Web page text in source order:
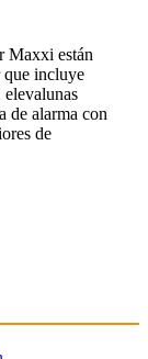
Maxxi están
que incluye
elevalunas
de alarma con
de